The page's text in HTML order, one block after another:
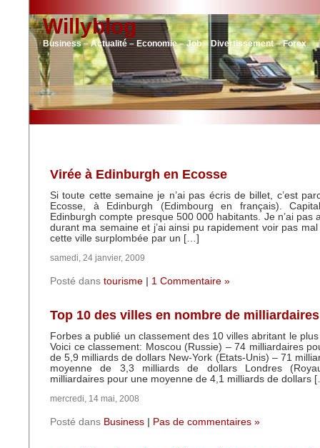
Willyblog
Business – Actualité – Economie – Job – Divertissement – Forex
Virée à Edinburgh en Ecosse
Si toute cette semaine je n’ai pas écris de billet, c’est
Ecosse, à Edinburgh (Edimbourg en français).
Edinburgh compte presque 500 000 habitants. Je n’ai pas
durant ma semaine et j’ai ainsi pu rapidement voir pas
cette ville surplombée par un […]
samedi, 24 janvier, 2009
Posté dans tourisme 1 Commentaire »
Top 10 des villes en nombre de milliardaires
Forbes a publié un classement des 10 villes abritant le
Voici ce classement: Moscou (Russie) – 74 milliardaires
de 5,9 milliards de dollars New-York (Etats-Unis) – 71
moyenne de 3,3 milliards de dollars Londres
milliardaires pour une moyenne de 4,1 milliards de dollars
mercredi, 14 mai, 2008
Posté dans Business Pas de commentaires »